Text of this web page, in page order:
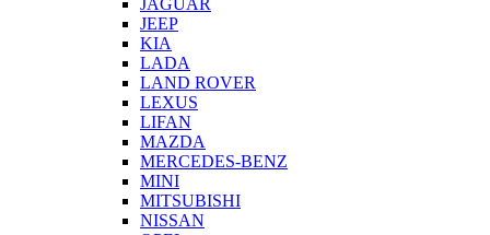
JAGUAR
JEEP
KIA
LADA
LAND ROVER
LEXUS
LIFAN
MAZDA
MERCEDES-BENZ
MINI
MITSUBISHI
NISSAN